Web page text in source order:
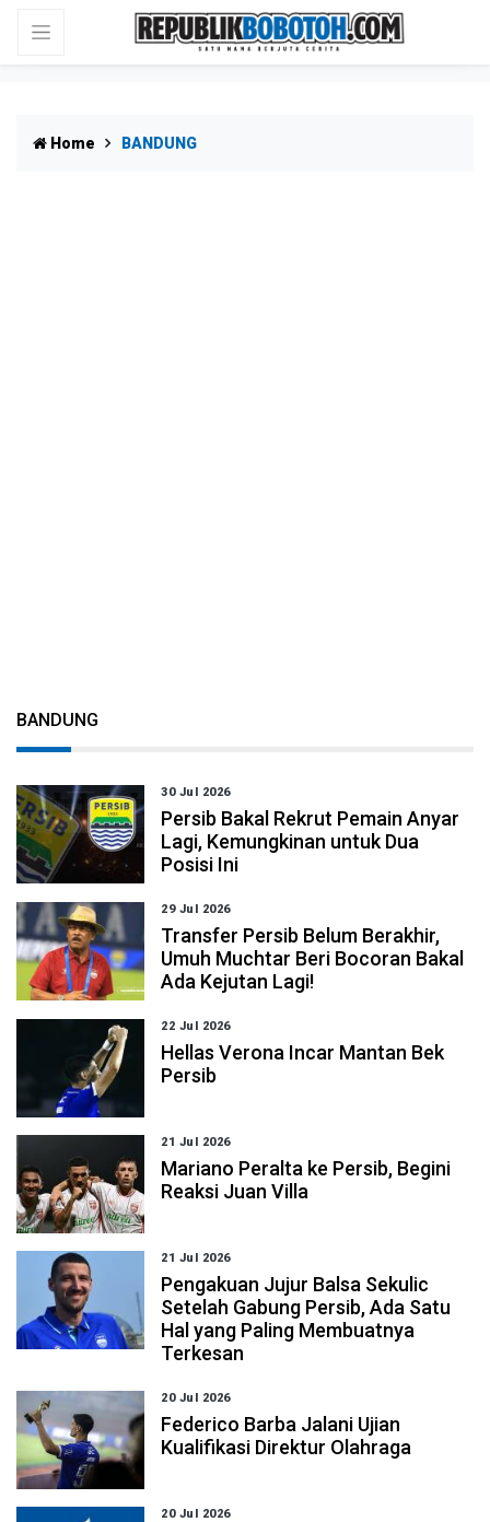
Home BANDUNG
BANDUNG
30 Jul 2026
Persib Bakal Rekrut Pemain Anyar
Lagi, Kemungkinan untuk Dua
Posisi Ini
29 Jul 2026
Transfer Persib Belum Berakhir,
Umuh Muchtar Beri Bocoran Bakal
Ada Kejutan Lagi!
22 Jul 2026
Hellas Verona Incar Mantan Bek
Persib
21 Jul 2026
Mariano Peralta ke Persib, Begini
Reaksi Juan Villa
21 Jul 2026
Pengakuan Jujur Balsa Sekulic
Setelah Gabung Persib, Ada Satu
Hal yang Paling Membuatnya
Terkesan
20 Jul 2026
Federico Barba Jalani Ujian
Kualifikasi Direktur Olahraga
20 Jul 2026